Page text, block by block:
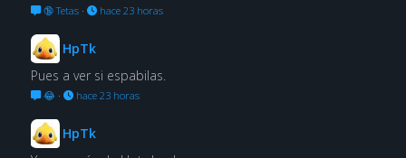
🔞 Tetas· hace 23 horas
HpTk
Pues a ver si espabilas.
😂· hace 23 horas
HpTk